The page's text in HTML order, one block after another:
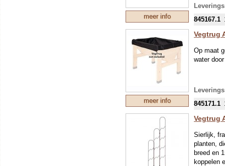
meer info
845167.1
meer info
Vegtrug
Op maat
water
845171.1
Vegtrug
Sierlijk,
planten,
breed en
koppelen